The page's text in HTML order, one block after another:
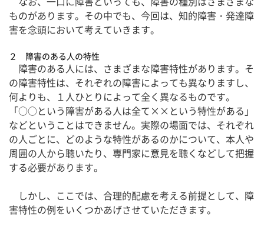
ものがあります。その中でも、今回は、知的障害・発達障
害を念頭において考えていきます。
２ 障害のある人の特性
障害のある人には、さまざまな障害特性があります。そ
の障害特性は、それぞれの障害によっても異なりますし、
何よりも、１人ひとりによって全く異なるものです。
「○○という障害がある人は全て××という特性がある」
などということはできません。実際の場面では、それぞれ
の人ごとに、どのような特性があるのかについて、本人や
周囲の人から聴いたり、専門家に意見を聴くなどして把握
する必要があります。
しかし、ここでは、合理的配慮を考える前提として、障
害特性の例をいくつかあげさせていただきます。